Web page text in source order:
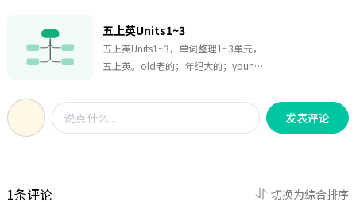
是质数就是合数。
需要买12.5。小红50元钱够用吗？
五上英Units1~3
五上英Units1~3，单词整理1~3单元，
五上英。old老的；年纪大的；young
的；客气的；hard-working工作努力
的；辛勤的。
发表评论
1条评论 切换为综合排序